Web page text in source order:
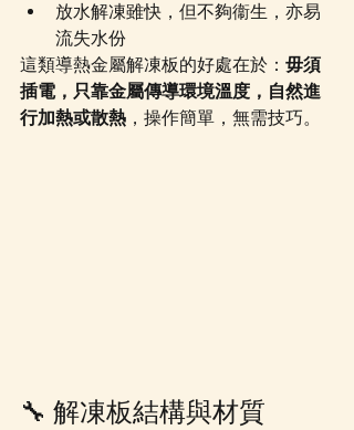
放水解凍雖快，但不夠衞生，亦易
流失水份
這類導熱金屬解凍板的好處在於： 毋須
插電，只靠金屬傳導環境溫度，自然進
行加熱或散熱 ，操作簡單，無需技巧。
🔧 解凍板結構與材質